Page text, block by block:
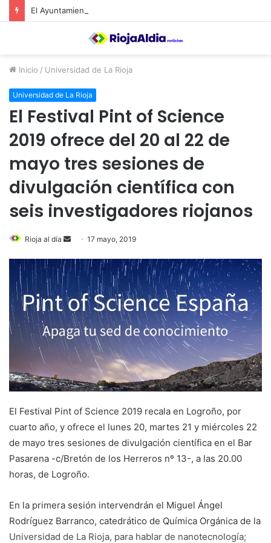
Inicio / Universidad de La Rioja
Universidad de La Rioja
El Festival Pint of Science
2019 ofrece del 20 al 22 de
mayo tres sesiones de
divulgación científica con
seis investigadores riojanos
Rioja al día
n
a
n
e
m
l
17 mayo, 2019
El Festival Pint of Science 2019 recala en Logroño, por
cuarto año, y ofrece el lunes 20, martes 21 y miércoles 22
de mayo tres sesiones de divulgación científica en el Bar
Pasarena -c/Bretón de los Herreros nº 13-, a las 20.00
horas, de Logroño.
En la primera sesión intervendrán el Miguel Ángel
Rodríguez Barranco, catedrático de Química Orgánica de la
Universidad de La Rioja, para hablar de nanotecnología;